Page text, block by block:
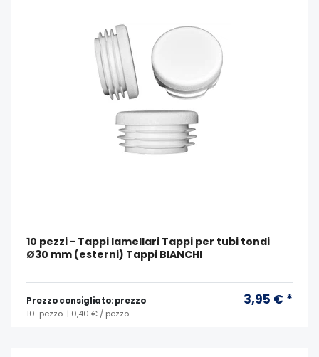
10 pezzi - Tappi lamellari Tappi per tubi tondi
Ø30 mm (esterni) Tappi BIANCHI
Prezzo consigliato: prezzo 3,95 € *
10 pezzo | 0,40 € / pezzo